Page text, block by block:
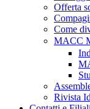
Offerta
Come
MACC
Rivista